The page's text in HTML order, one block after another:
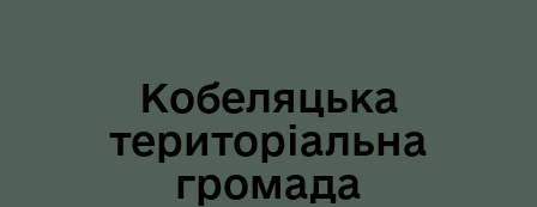
Кобеляцька
територіальна
громада